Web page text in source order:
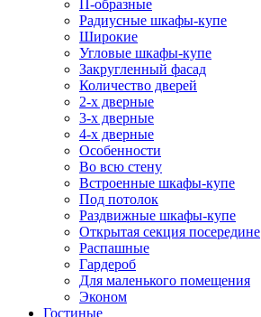
П-образные
Радиусные шкафы-купе
Широкие
Угловые шкафы-купе
Закругленный фасад
Количество дверей
2-х дверные
3-х дверные
4-х дверные
Особенности
Во всю стену
Встроенные шкафы-купе
Под потолок
Раздвижные шкафы-купе
Открытая секция посередине
Распашные
Гардероб
Для маленького помещения
Эконом
Гостиные